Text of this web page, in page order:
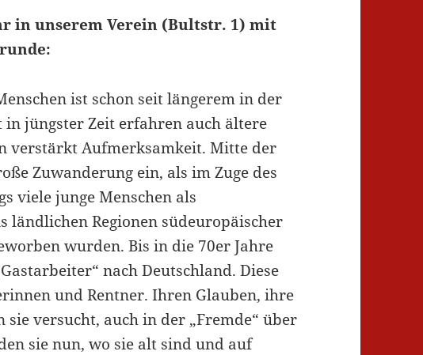
in unserem Verein (Bultstr. 1) mit
ist schon seit längerem in der
jüngster Zeit erfahren auch ältere
verstärkt Aufmerksamkeit. Mitte der
Zuwanderung ein, als im Zuge des
viele junge Menschen als
ländlichen Regionen südeuropäischer
wurden. Bis in die 70er Jahre
nach Deutschland. Diese
und Rentner. Ihren Glauben, ihre
versucht, auch in der „Fremde“ über
sie nun, wo sie alt sind und auf